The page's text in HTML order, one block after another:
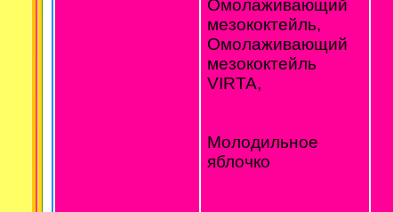
Омолаживающий
мезококтейль,
Омолаживающий
мезококтейль
VIRTA,
Молодильное
яблочко